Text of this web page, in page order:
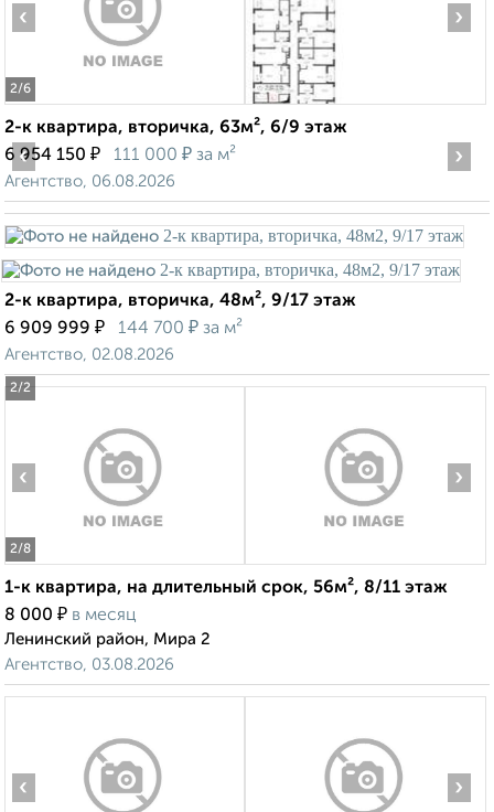
2/6
‹ ›
2-к квартира, вторичка, 63м², 6/9 этаж
6 954 150 ₽ 111 000 ₽ за м²
Агентство, 06.08.2026
2/2
‹ ›
2-к квартира, вторичка, 48м², 9/17 этаж
6 909 999 ₽ 144 700 ₽ за м²
Агентство, 02.08.2026
2/8
‹ ›
1-к квартира, на длительный срок, 56м², 8/11 этаж
8 000 ₽ в месяц
Ленинский район, Мира 2
Агентство, 03.08.2026
‹ ›